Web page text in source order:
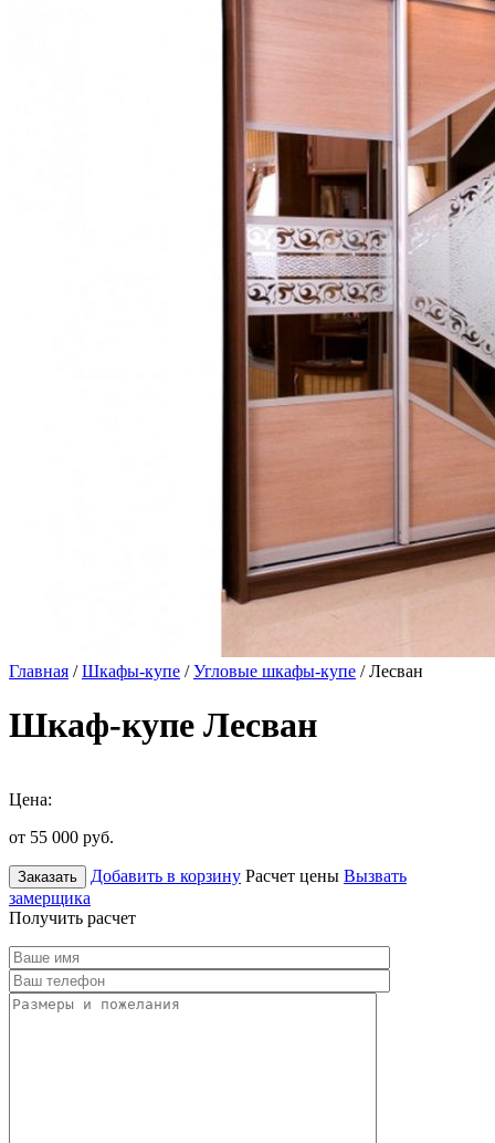
Главная /Шкафы-купе /Угловые шкафы-купе / Лесван
Шкаф-купе Лесван
Цена:
от 55 000 руб.
Заказать Добавить в корзину Расчет цены Вызвать
замерщика
Получить расчет